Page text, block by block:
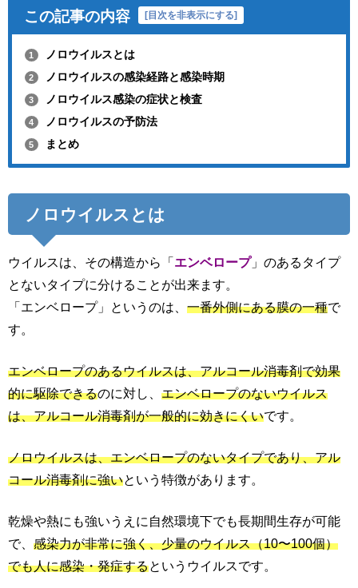
この記事の内容 [ 目次を非表示にする]
1 ノロウイルスとは
2 ノロウイルスの感染経路と感染時期
3 ノロウイルス感染の症状と検査
4 ノロウイルスの予防法
5 まとめ
ノロウイルスとは
ウイルスは、その構造から「 エンベロープ」のあるタイプ
とないタイプに分けることが出来ます。
「エンベロープ」というのは、 一番外側にある膜の一種で
す。
エンベロープのあるウイルスは、アルコール消毒剤で効果
的に駆除できるのに対し、 エンベロープのないウイルス
は、アルコール消毒剤が一般的に効きにくいです。
ノロウイルスは、エンベロープのないタイプであり、アル
コール消毒剤に強いという特徴があります。
乾燥や熱にも強いうえに自然環境下でも長期間生存が可能
で、 感染力が非常に強く、少量のウイルス（10〜100個）
でも人に感染・発症するというウイルスです。